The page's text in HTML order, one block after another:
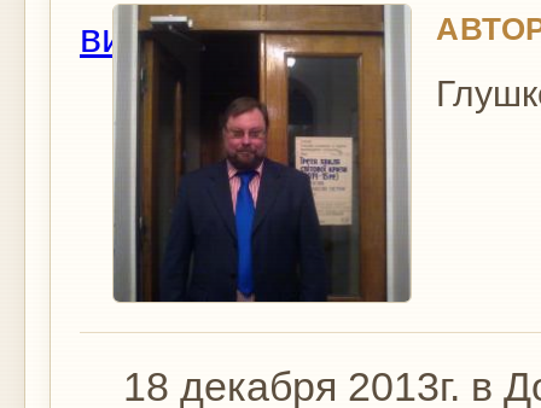
18 декабря 2013г. в
вид